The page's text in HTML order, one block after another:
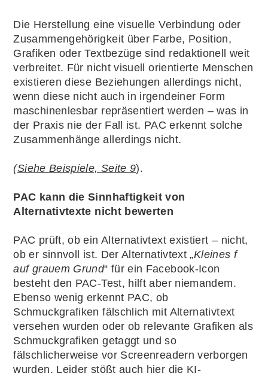
Die Herstellung eine visuelle Verbindung oder
Zusammengehörigkeit über Farbe, Position,
Grafiken oder Textbezüge sind redaktionell weit
verbreitet. Für nicht visuell orientierte Menschen
existieren diese Beziehungen allerdings nicht,
wenn diese nicht auch in irgendeiner Form
maschinenlesbar repräsentiert werden – was in
der Praxis nie der Fall ist. PAC erkennt solche
Zusammenhänge allerdings nicht.
(Siehe Beispiele, Seite 9).
PAC kann die Sinnhaftigkeit von
Alternativtexte nicht bewerten
PAC prüft, ob ein Alternativtext existiert – nicht,
ob er sinnvoll ist. Der Alternativtext „Kleines f
auf grauem Grund“ für ein Facebook-Icon
besteht den PAC-Test, hilft aber niemandem.
Ebenso wenig erkennt PAC, ob
Schmuckgrafiken fälschlich mit Alternativtext
versehen wurden oder ob relevante Grafiken als
Schmuckgrafiken getaggt und so
fälschlicherweise vor Screenreadern verborgen
wurden. Leider stößt auch hier die KI-